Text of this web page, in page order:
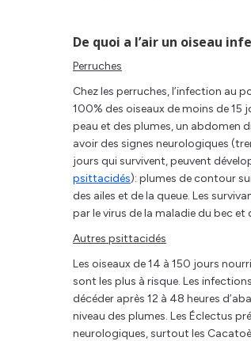
De quoi a l’air un oiseau
Perruches
Chez les perruches, l’infection au
100% des oiseaux de moins de 15
peau et des plumes, un abdomen
avoir des signes neurologiques
jours qui survivent, peuvent
psittacidés): plumes de contour
des ailes et de la queue. Les
par le virus de la maladie du bec
Autres psittacidés
Les oiseaux de 14 à 150 jours
sont les plus à risque. Les
décéder après 12 à 48 heures
niveau des plumes. Les Éclectus
neurologiques, surtout les